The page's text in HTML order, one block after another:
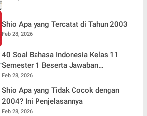
Shio Apa yang Tercatat di Tahun 2003
Feb 28, 2026
40 Soal Bahasa Indonesia Kelas 11
Semester 1 Beserta Jawaban
Terlengkap
Feb 28, 2026
Shio Apa yang Tidak Cocok dengan
2004? Ini Penjelasannya
Feb 28, 2026